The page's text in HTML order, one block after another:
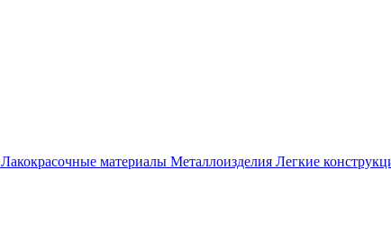
Лакокрасочные материалы Металлоизделия Легкие